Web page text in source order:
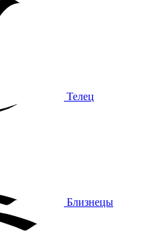
Телец
Близнецы